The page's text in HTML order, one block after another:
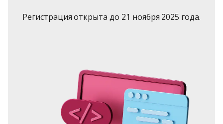
Регистрация открыта до 21 ноября 2025 года.